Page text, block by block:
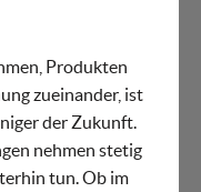
Produkten
zueinander, ist
der Zukunft.
nehmen stetig
tun. Ob im